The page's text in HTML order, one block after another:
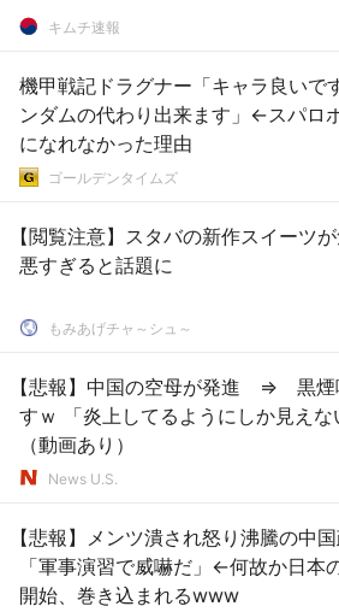
キムチ速報
機甲戦記ドラグナー「キャラ良いで
ンダムの代わり出来ます」←スパロ
になれなかった理由
ゴールデンタイムズ
【閲覧注意】スタバの新作スイーツ
悪すぎると話題に
もみあげチャ～シュ～
【悲報】中国の空母が発進 ⇒ 黒煙
すｗ 「炎上してるようにしか見えな
（動画あり）
News U.S.
【悲報】メンツ潰され怒り沸騰の中
「軍事演習で威嚇だ」←何故か日本
開始、巻き込まれるwww